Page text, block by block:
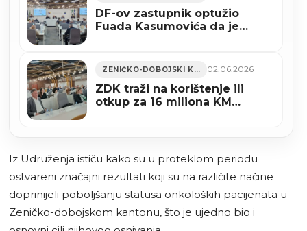
DF-ov zastupnik optužio
Fuada Kasumovića da je
ZDK
ZENIČKO-DOBOJSKI KANTON 02.06.2026
ZDK traži na korištenje ili
otkup za 16 miliona KM
Iz Udruženja ističu kako su u proteklom periodu
ostvareni značajni rezultati koji su na različite načine
doprinijeli poboljšanju statusa onkoloških pacijenata u
Zeničko-dobojskom kantonu, što je ujedno bio i